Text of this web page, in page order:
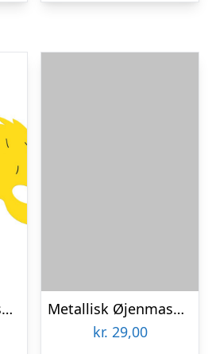
Monster Bash Masker
Metallisk Øjenmaske Guld
kr. 29,00